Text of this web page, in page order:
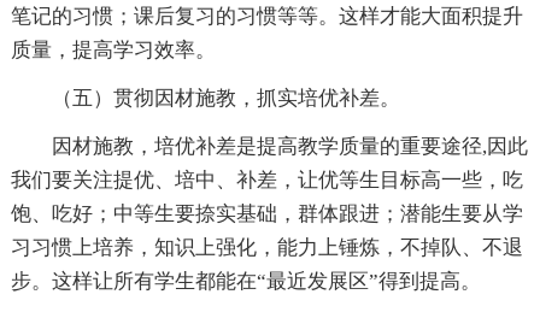
笔记的习惯；课后复习的习惯等等。这样才能大面积提升
质量，提高学习效率。
（五）贯彻因材施教，抓实培优补差。
因材施教，培优补差是提高教学质量的重要途径,因此
我们要关注提优、培中、补差，让优等生目标高一些，吃
饱、吃好；中等生要捺实基础，群体跟进；潜能生要从学
习习惯上培养，知识上强化，能力上锤炼，不掉队、不退
步。这样让所有学生都能在“最近发展区”得到提高。